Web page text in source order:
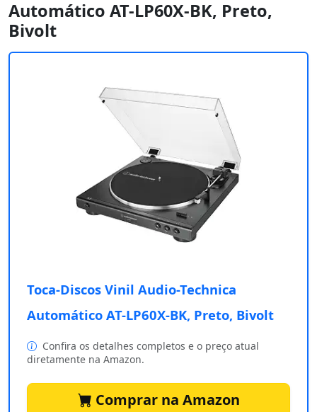
Automático AT-LP60X-BK, Preto,
Bivolt
Toca-Discos Vinil Audio-Technica
Automático AT-LP60X-BK, Preto, Bivolt
Confira os detalhes completos e o preço atual
diretamente na Amazon.
Comprar na Amazon